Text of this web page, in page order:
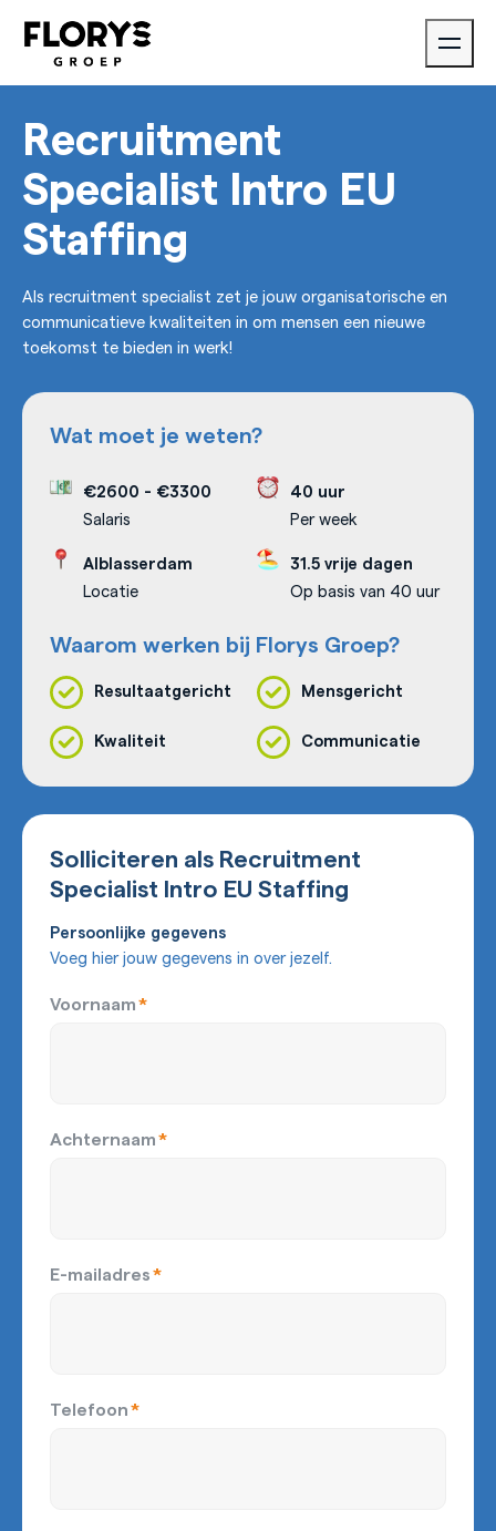
Recruitment
Specialist Intro EU
Staffing
Als recruitment specialist zet je jouw organisatorische en
communicatieve kwaliteiten in om mensen een nieuwe
toekomst te bieden in werk!
Wat moet je weten?
€2600 - €3300
Salaris
40 uur
Per week
Alblasserdam
Locatie
31.5 vrije dagen
Op basis van 40 uur
Waarom werken bij Florys Groep?
Resultaatgericht Mensgericht
Kwaliteit Communicatie
Solliciteren als Recruitment
Specialist Intro EU Staffing
Persoonlijke gegevens
Voeg hier jouw gegevens in over jezelf.
Voornaam*
Achternaam*
E-mailadres*
Telefoon*